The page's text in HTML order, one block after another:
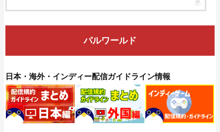
パルワールド
日本・海外・インディー配信ガイドライン情報